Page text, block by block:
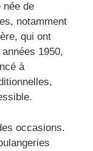
née de
notamment
qui ont
1950,
à
occasions.